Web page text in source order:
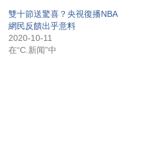
雙十節送驚喜？央視復播NBA
網民反饋出乎意料
2020-10-11
在“C.新闻”中